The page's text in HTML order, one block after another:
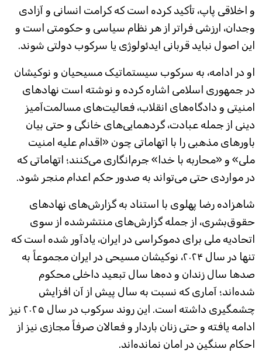
و اخلاقی پاپ، تأکید کرده است که کرامت انسانی و آزادی
وجدان، ارزشی فراتر از هر نظام سیاسی و حکومتی است و
این اصول نباید قربانی ایدئولوژی یا سرکوب دولتی شوند.
او در ادامه، به سرکوب سیستماتیک مسیحیان و نوکیشان
در جمهوری اسلامی اشاره کرده و نوشته است نهادهای
امنیتی و دادگاه‌های انقلاب، فعالیت‌های مسالمت‌آمیز
دینی از جمله عبادت، گردهمایی‌های خانگی و حتی بیان
باورهای مذهبی را با اتهاماتی چون «اقدام علیه امنیت
ملی» و «محاربه با خدا» جرم‌انگاری می‌کنند؛ اتهاماتی که
در مواردی حتی می‌تواند به صدور حکم اعدام منجر شود.
شاهزاده رضا پهلوی با استناد به گزارش‌های نهادهای
حقوق‌بشری، از جمله گزارش‌های منتشرشده از سوی
اتحادیه ملی برای دموکراسی در ایران، یادآور شده است که
تنها در سال ۲۰۲۴، نوکیشان مسیحی در ایران مجموعاً به
صدها سال زندان و ده‌ها سال تبعید داخلی محکوم
شده‌اند؛ آماری که نسبت به سال پیش از آن افزایش
چشمگیری داشته است. این روند سرکوب در سال ۲۰۲۵ نیز
ادامه یافته و حتی زنان باردار و فعالان صرفاً مجازی نیز از
احکام سنگین در امان نمانده‌اند.